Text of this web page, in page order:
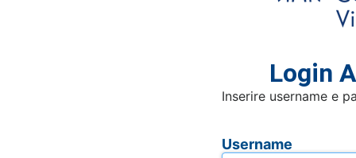
Login
Inserire username e
Username